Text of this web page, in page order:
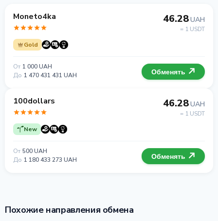
Moneto4ka
Gold
46.28UAH
= 1 USDT
От 1 000 UAH
До 1 470 431 431 UAH Обменять
100dollars
New
46.28UAH
= 1 USDT
От 500 UAH
До 1 180 433 273 UAH Обменять
Похожие направления обмена